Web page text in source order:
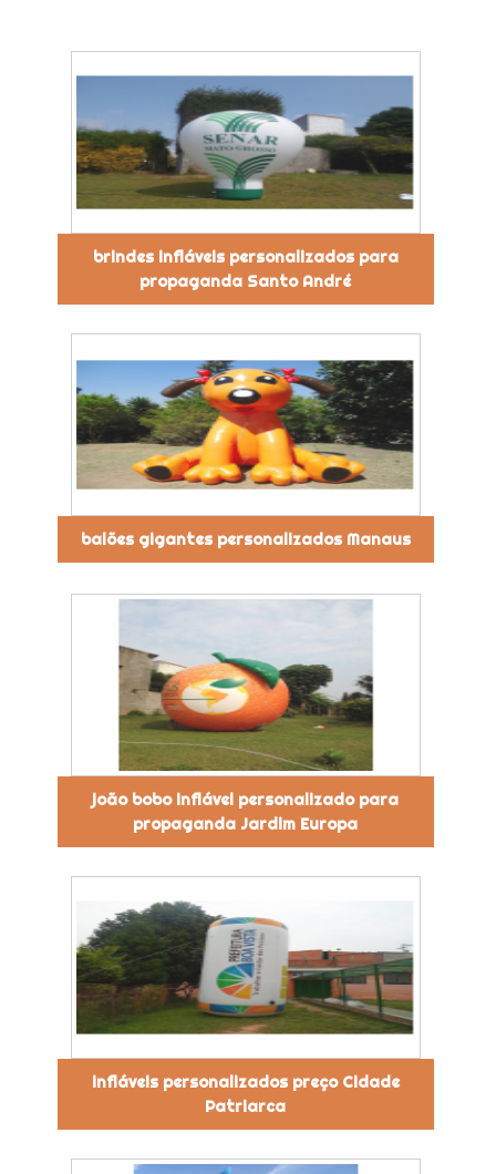
brindes infláveis personalizados para
propaganda Santo André
balões gigantes personalizados Manaus
joão bobo inflável personalizado para
propaganda Jardim Europa
infláveis personalizados preço Cidade
Patriarca